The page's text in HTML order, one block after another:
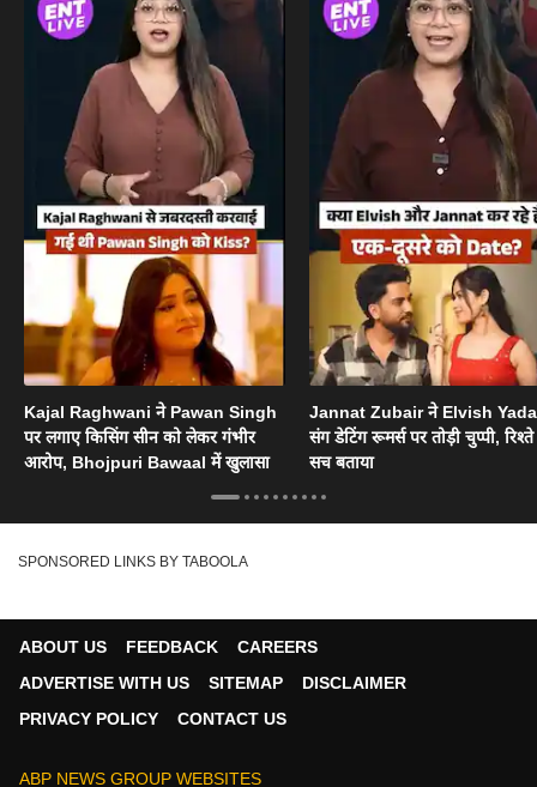
Kajal Raghwani ने Pawan Singh
पर लगाए किसिंग सीन को लेकर गंभीर
आरोप, Bhojpuri Bawaal में खुलासा
Jannat Zubair ने Elvish
संग डेटिंग रूमर्स पर तोड़ी चुप्पी,
सच बताया
SPONSORED LINKS BY TABOOLA
ABOUT US FEEDBACK
CAREERS
ADVERTISE WITH US
SITEMAP
DISCLAIMER
PRIVACY POLICY
CONTACT US
ABP NEWS GROUP WEBSITES